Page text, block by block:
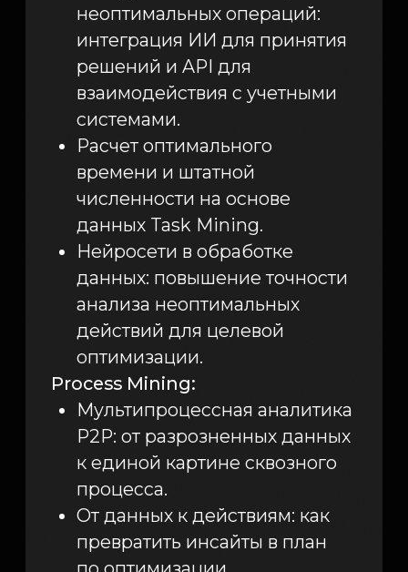
Позвонить
+7 927 179-51-37
Написать в Telegram
@processtech_team
Telegram-канал Proceset
@proceset_im
Написать на почту
processtech@infomaximum-llc.ru
По вопросам аккредитации СМИ